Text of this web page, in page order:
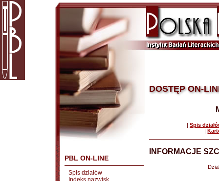
PBL ON-LINE
Spis działów
Indeks nazwisk
DOSTĘP ON-
| Spis
|
INFORMACJE